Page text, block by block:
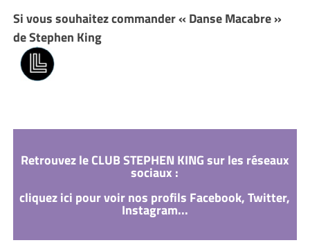
Si vous souhaitez commander « Danse Macabre »
de Stephen King
Retrouvez le CLUB STEPHEN KING sur les réseaux
sociaux :
cliquez ici pour voir nos profils Facebook, Twitter,
Instagram...